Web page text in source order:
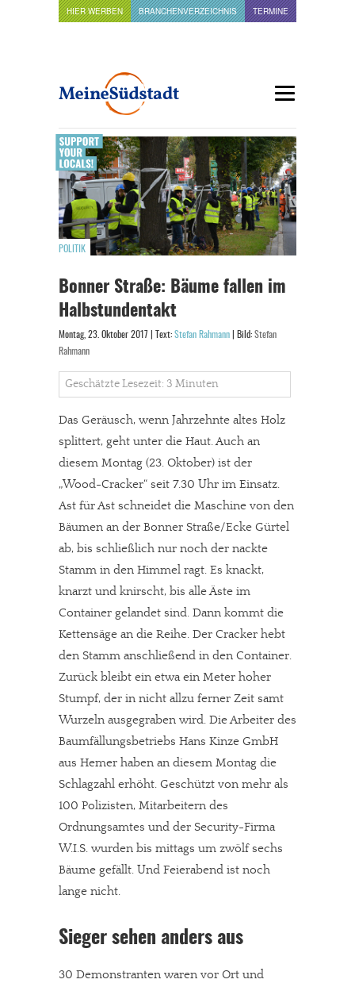
HIER WERBEN BRANCHENVERZEICHNIS TERMINE
POLITIK
Bonner Straße: Bäume fallen im
Halbstundentakt
Montag, 23. Oktober 2017 | Text: Stefan Rahmann | Bild: Stefan
Rahmann
Geschätzte Lesezeit: 3 Minuten
Das Geräusch, wenn Jahrzehnte altes Holz
splittert, geht unter die Haut. Auch an
diesem Montag (23. Oktober) ist der
„Wood-Cracker“ seit 7.30 Uhr im Einsatz.
Ast für Ast schneidet die Maschine von den
Bäumen an der Bonner Straße/Ecke Gürtel
ab, bis schließlich nur noch der nackte
Stamm in den Himmel ragt. Es knackt,
knarzt und knirscht, bis alle Äste im
Container gelandet sind. Dann kommt die
Kettensäge an die Reihe. Der Cracker hebt
den Stamm anschließend in den Container.
Zurück bleibt ein etwa ein Meter hoher
Stumpf, der in nicht allzu ferner Zeit samt
Wurzeln ausgegraben wird. Die Arbeiter des
Baumfällungsbetriebs Hans Kinze GmbH
aus Hemer haben an diesem Montag die
Schlagzahl erhöht. Geschützt von mehr als
100 Polizisten, Mitarbeitern des
Ordnungsamtes und der Security-Firma
W.I.S. wurden bis mittags um zwölf sechs
Bäume gefällt. Und Feierabend ist noch
lange nicht.
Sieger sehen anders aus
30 Demonstranten waren vor Ort und